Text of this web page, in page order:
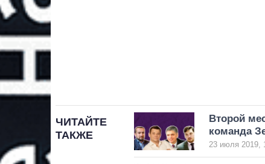
ЧИТАЙТЕ
ТАКЖЕ
Второй
команда
23 июля 2019,